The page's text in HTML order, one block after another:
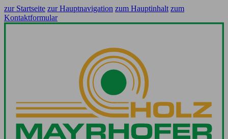
zur Startseite zur Hauptnavigation zum Hauptinhalt zum
Kontaktformular